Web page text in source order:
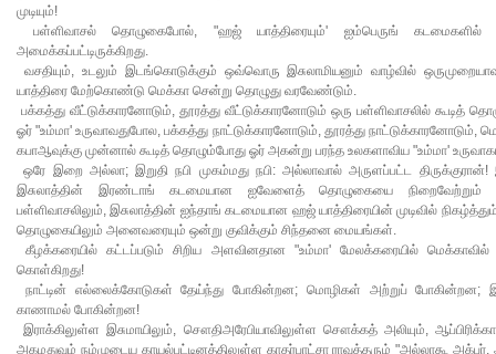
முடியும்!
பள்ளிவாசல் தொழுகைபோல், "ஹஜ் யாத்திரையும்' ஐம்பெருங் கடமைகளில்
அமைக்கப்பட்டிருக்கிறது.
வசதியும், உடலும் இடங்கொடுக்கும் ஒவ்வொரு இசுலாமியனும் வாழ்வில்
யாத்திரை மேற்கொண்டு மெக்கா சென்று தொழுது வரவேண்டும்.
பக்கத்து வீட்டுக்காரனோடும், தூரத்து வீட்டுக்காரனோடும் ஒரு பள்ளிவாசலில் கூடித்
ஓர் "உம்மா' உருவாவதுபோல, பக்கத்து நாட்டுக்காரனோடும், தூரத்து நாட்டுக்காரனோடும்,
கபாஆவுக்கு முன்னால் கூடித் தொழும்போது ஓர் அகன்று பரந்த உலகளாவிய "உம்மா'
ஒரே இறை அல்லா; இறுதி நபி முகம்மது நபி: அல்லாவால் அருளப்பட்ட
இசுலாத்தின் இரண்டாங் கடமையான ஐவேளைத் தொழுகையை நிறைவேற்றும்
பள்ளிவாசலிலும், இசுலாத்தின் ஐந்தாங் கடமையான ஹஜ் யாத்திரையின் முடிவில்
தொழுகையிலும் அனைவரையும் ஒன்று குவிக்கும் சிந்தனை மையங்கள்.
கீழக்கரையில் கட்டப்படும் சிறிய அளவினதான "உம்மா' மேலக்கரையில் மெக்காவில்
கொள்கிறது!
நாட்டின் எல்லைக்கோடுகள் தேய்ந்து போகின்றன; மொழிகள் அற்றுப்
காணாமல் போகின்றன!
இராக்கிலுள்ள இசுமாயிலும், சௌதிஅரேபியாவிலுள்ள சௌக்கத் அலியும்,
அகமதுவும் நம்முடைய காயல்பட்டினத்திலுள்ள காதர்பாட்சா ராவுத்தரும் "அல்லாகூ